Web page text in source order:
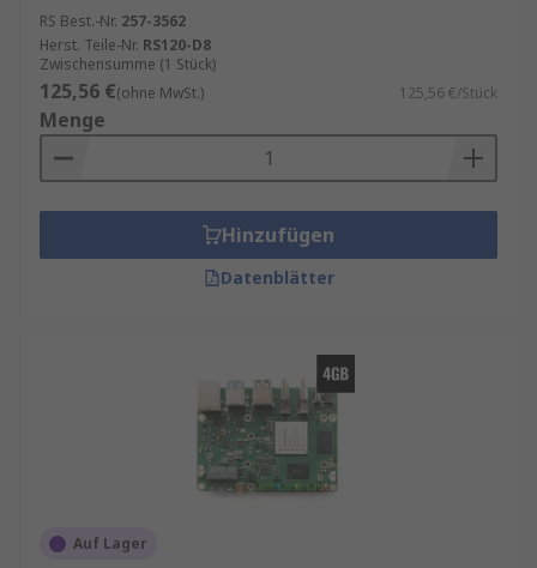
RS Best.-Nr. 257-3562
Herst. Teile-Nr. RS120-D8
Zwischensumme (1 Stück)
125,56 €(ohne MwSt.) 125,56 €/Stück
Menge
Hinzufügen
Datenblätter
Auf Lager